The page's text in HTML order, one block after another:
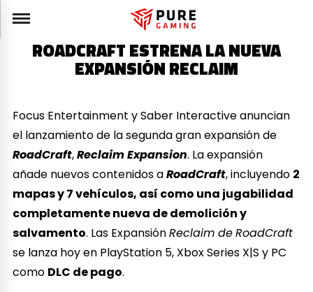
ROADCRAFT ESTRENA LA NUEVA
EXPANSIÓN RECLAIM
Focus Entertainment y Saber Interactive anuncian
el lanzamiento de la segunda gran expansión de
RoadCraft,Reclaim Expansion. La expansión
añade nuevos contenidos aRoadCraft, incluyendo 2
mapas y 7 vehículos, así como una jugabilidad
completamente nueva de demolición y
salvamento. Las ExpansiónReclaim deRoadCraft
se lanza hoy en PlayStation 5, Xbox Series X|S y PC
como DLC de pago.